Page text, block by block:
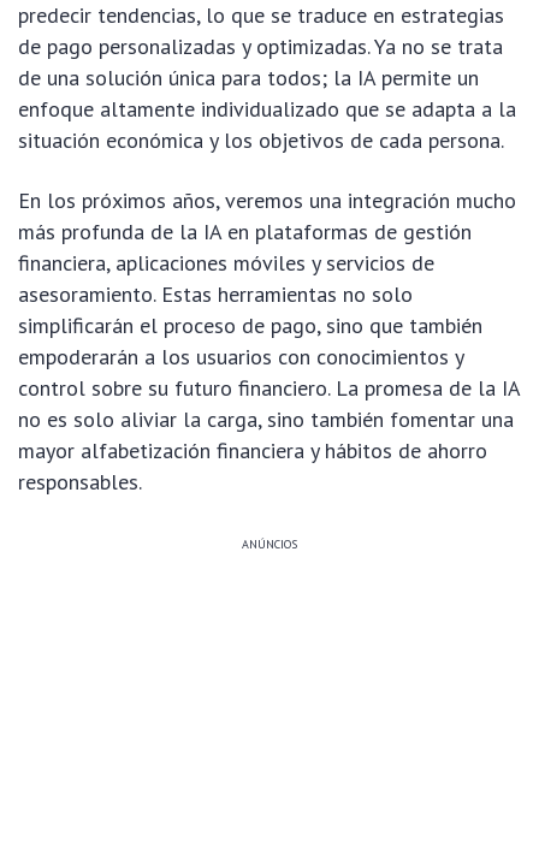
predecir tendencias, lo que se traduce en estrategias
de pago personalizadas y optimizadas. Ya no se trata
de una solución única para todos; la IA permite un
enfoque altamente individualizado que se adapta a la
situación económica y los objetivos de cada persona.
En los próximos años, veremos una integración mucho
más profunda de la IA en plataformas de gestión
financiera, aplicaciones móviles y servicios de
asesoramiento. Estas herramientas no solo
simplificarán el proceso de pago, sino que también
empoderarán a los usuarios con conocimientos y
control sobre su futuro financiero. La promesa de la IA
no es solo aliviar la carga, sino también fomentar una
mayor alfabetización financiera y hábitos de ahorro
responsables.
ANÚNCIOS